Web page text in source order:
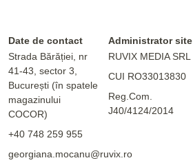
Date de contact
Strada Bărăției, nr
41-43, sector 3,
București (în spatele
magazinului
COCOR)
+40 748 259 955
georgiana.mocanu@ruvix.ro
Administrator site
RUVIX MEDIA SRL
CUI RO33013830
Reg.Com.
J40/4124/2014